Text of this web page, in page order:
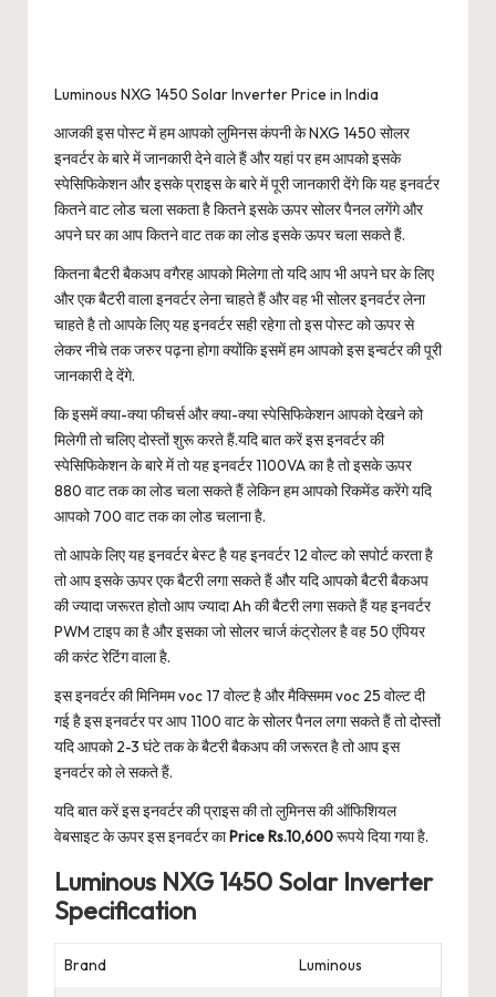
Luminous NXG 1450 Solar Inverter Price in India
आजकी इस पोस्ट में हम आपको लुमिनस कंपनी के NXG 1450 सोलर
इनवर्टर के बारे में जानकारी देने वाले हैं और यहां पर हम आपको इसके
स्पेसिफिकेशन और इसके प्राइस के बारे में पूरी जानकारी देंगे कि यह इनवर्टर
कितने वाट लोड चला सकता है कितने इसके ऊपर सोलर पैनल लगेंगे और
अपने घर का आप कितने वाट तक का लोड इसके ऊपर चला सकते हैं.
कितना बैटरी बैकअप वगैरह आपको मिलेगा तो यदि आप भी अपने घर के लिए
और एक बैटरी वाला इनवर्टर लेना चाहते हैं और वह भी सोलर इनवर्टर लेना
चाहते है तो आपके लिए यह इनवर्टर सही रहेगा तो इस पोस्ट को ऊपर से
लेकर नीचे तक जरुर पढ़ना होगा क्योंकि इसमें हम आपको इस इन्वर्टर की पूरी
जानकारी दे देंगे.
कि इसमें क्या-क्या फीचर्स और क्या-क्या स्पेसिफिकेशन आपको देखने को
मिलेगी तो चलिए दोस्तों शुरू करते हैं.यदि बात करें इस इनवर्टर की
स्पेसिफिकेशन के बारे में तो यह इनवर्टर 1100VA का है तो इसके ऊपर
880 वाट तक का लोड चला सकते हैं लेकिन हम आपको रिकमेंड करेंगे यदि
आपको 700 वाट तक का लोड चलाना है.
तो आपके लिए यह इनवर्टर बेस्ट है यह इनवर्टर 12 वोल्ट को सपोर्ट करता है
तो आप इसके ऊपर एक बैटरी लगा सकते हैं और यदि आपको बैटरी बैकअप
की ज्यादा जरूरत होतो आप ज्यादा Ah की बैटरी लगा सकते हैं यह इनवर्टर
PWM टाइप का है और इसका जो सोलर चार्ज कंट्रोलर है वह 50 एंपियर
की करंट रेटिंग वाला है.
इस इनवर्टर की मिनिमम voc 17 वोल्ट है और मैक्सिमम voc 25 वोल्ट दी
गई है इस इनवर्टर पर आप 1100 वाट के सोलर पैनल लगा सकते हैं तो दोस्तों
यदि आपको 2-3 घंटे तक के बैटरी बैकअप की जरूरत है तो आप इस
इनवर्टर को ले सकते हैं.
यदि बात करें इस इनवर्टर की प्राइस की तो लुमिनस की ऑफिशियल
वेबसाइट के ऊपर इस इनवर्टर काPrice Rs.10,600रूपये दिया गया है.
Luminous NXG 1450 Solar Inverter
Specification
Brand Luminous